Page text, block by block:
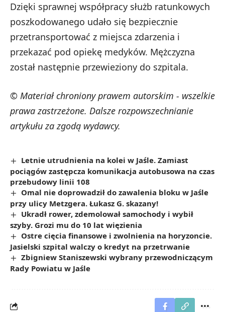
Dzięki sprawnej współpracy służb ratunkowych
poszkodowanego udało się bezpiecznie
przetransportować z miejsca zdarzenia i
przekazać pod opiekę medyków. Mężczyzna
został następnie przewieziony do szpitala.
© Materiał chroniony prawem autorskim - wszelkie
prawa zastrzeżone. Dalsze rozpowszechnianie
artykułu za zgodą wydawcy.
Letnie utrudnienia na kolei w Jaśle. Zamiast
pociągów zastępcza komunikacja autobusowa na czas
przebudowy linii 108
Omal nie doprowadził do zawalenia bloku w Jaśle
przy ulicy Metzgera. Łukasz G. skazany!
Ukradł rower, zdemolował samochody i wybił
szyby. Grozi mu do 10 lat więzienia
Ostre cięcia finansowe i zwolnienia na horyzoncie.
Jasielski szpital walczy o kredyt na przetrwanie
Zbigniew Staniszewski wybrany przewodniczącym
Rady Powiatu w Jaśle